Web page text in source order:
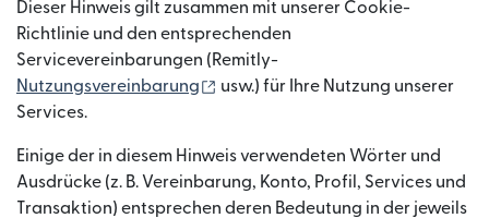
Dieser Hinweis gilt zusammen mit unserer Cookie-
Richtlinie und den entsprechenden
Servicevereinbarungen (Remitly-
Nutzungsvereinbarung
(wird in einem neuen Fenster
usw.) für Ihre Nutzung unserer
Services.
Einige der in diesem Hinweis verwendeten Wörter und
Ausdrücke (z. B. Vereinbarung, Konto, Profil, Services und
Transaktion) entsprechen deren Bedeutung in der jeweils